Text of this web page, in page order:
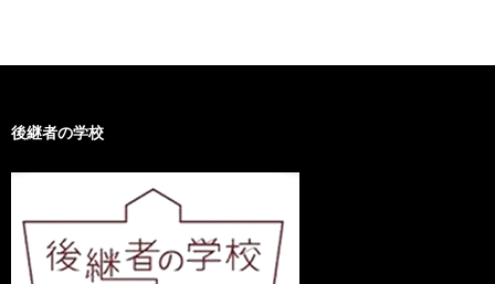
後継者の学校